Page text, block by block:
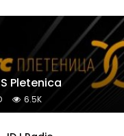
Pletenica
6.5K